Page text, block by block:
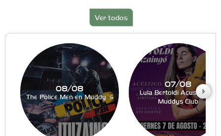
Ver todos
08/08
The Police Men en Muddy´s
07/08
Lula Bertoldi Acustico en
Muddys Club